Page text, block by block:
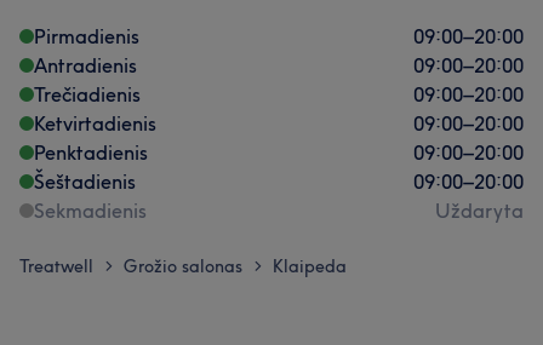
Pirmadienis 09:00–20:00
Antradienis
09:00–20:00
Trečiadienis
09:00–20:00
Ketvirtadienis
09:00–20:00
Penktadienis
09:00–20:00
Šeštadienis
09:00–20:00
Sekmadienis
Uždaryta
Treatwell > Grožio salonas > Klaipeda